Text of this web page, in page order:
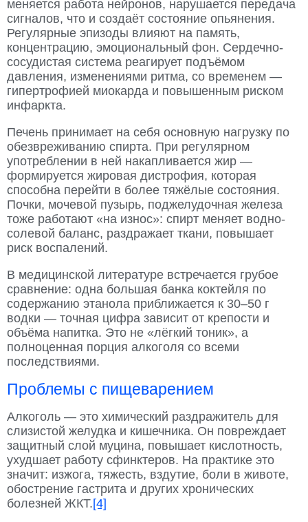
меняется работа нейронов, нарушается передача
сигналов, что и создаёт состояние опьянения.
Регулярные эпизоды влияют на память,
концентрацию, эмоциональный фон. Сердечно-
сосудистая система реагирует подъёмом
давления, изменениями ритма, со временем —
гипертрофией миокарда и повышенным риском
инфаркта.
Печень принимает на себя основную нагрузку по
обезвреживанию спирта. При регулярном
употреблении в ней накапливается жир —
формируется жировая дистрофия, которая
способна перейти в более тяжёлые состояния.
Почки, мочевой пузырь, поджелудочная железа
тоже работают «на износ»: спирт меняет водно-
солевой баланс, раздражает ткани, повышает
риск воспалений.
В медицинской литературе встречается грубое
сравнение: одна большая банка коктейля по
содержанию этанола приближается к 30–50 г
водки — точная цифра зависит от крепости и
объёма напитка. Это не «лёгкий тоник», а
полноценная порция алкоголя со всеми
последствиями.
Проблемы с пищеварением
Алкоголь — это химический раздражитель для
слизистой желудка и кишечника. Он повреждает
защитный слой муцина, повышает кислотность,
ухудшает работу сфинктеров. На практике это
значит: изжога, тяжесть, вздутие, боли в животе,
обострение гастрита и других хронических
болезней ЖКТ.[4]